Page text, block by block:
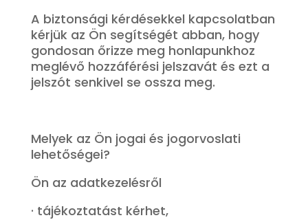
A biztonsági kérdésekkel kapcsolatban
kérjük az Ön segítségét abban, hogy
gondosan őrizze meg honlapunkhoz
meglévő hozzáférési jelszavát és ezt a
jelszót senkivel se ossza meg.
Melyek az Ön jogai és jogorvoslati
lehetőségei?
Ön az adatkezelésről
· tájékoztatást kérhet,